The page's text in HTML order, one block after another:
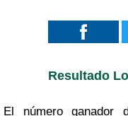
Resultado
El número ganador